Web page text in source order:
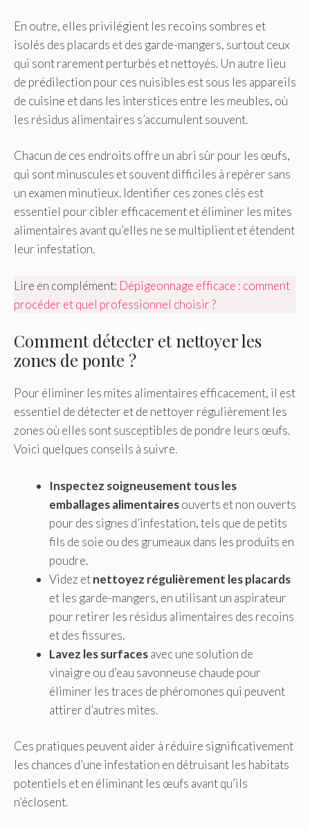
En outre, elles privilégient les recoins sombres et
isolés des placards et des garde-mangers, surtout ceux
qui sont rarement perturbés et nettoyés. Un autre lieu
de prédilection pour ces nuisibles est sous les appareils
de cuisine et dans les interstices entre les meubles, où
les résidus alimentaires s’accumulent souvent.
Chacun de ces endroits offre un abri sûr pour les œufs,
qui sont minuscules et souvent difficiles à repérer sans
un examen minutieux. Identifier ces zones clés est
essentiel pour cibler efficacement et éliminer les mites
alimentaires avant qu’elles ne se multiplient et étendent
leur infestation.
Lire en complément: Dépigeonnage efficace : comment
procéder et quel professionnel choisir ?
Comment détecter et nettoyer les
zones de ponte ?
Pour éliminer les mites alimentaires efficacement, il est
essentiel de détecter et de nettoyer régulièrement les
zones où elles sont susceptibles de pondre leurs œufs.
Voici quelques conseils à suivre.
Inspectez soigneusement tous les
emballages alimentairesouverts et non ouverts
pour des signes d’infestation, tels que de petits
fils de soie ou des grumeaux dans les produits en
poudre.
Videz etnettoyez régulièrement les placards
et les garde-mangers, en utilisant un aspirateur
pour retirer les résidus alimentaires des recoins
et des fissures.
Lavez les surfacesavec une solution de
vinaigre ou d’eau savonneuse chaude pour
éliminer les traces de phéromones qui peuvent
attirer d’autres mites.
Ces pratiques peuvent aider à réduire significativement
les chances d’une infestation en détruisant les habitats
potentiels et en éliminant les œufs avant qu’ils
n’éclosent.